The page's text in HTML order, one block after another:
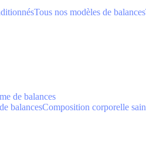
Tous nos modèles de balances
de balances
balancesComposition corporelle